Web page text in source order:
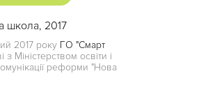
школа, 2017
2017 року ГО "Смарт
з Міністерством освіти і
реформи "Нова